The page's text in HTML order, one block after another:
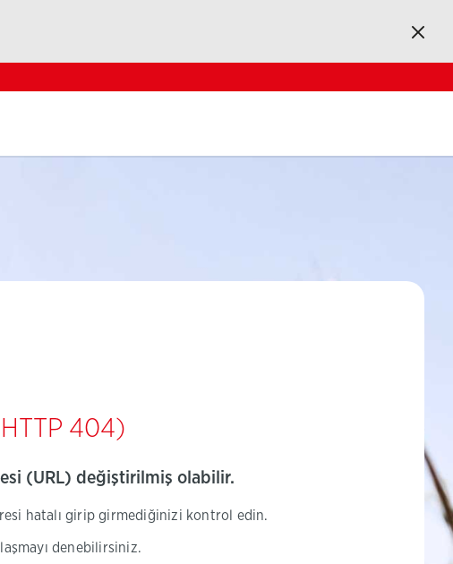
Kapat
404)
(URL) değiştirilmiş olabilir.
hatalı girip girmediğinizi kontrol edin.
denebilirsiniz.